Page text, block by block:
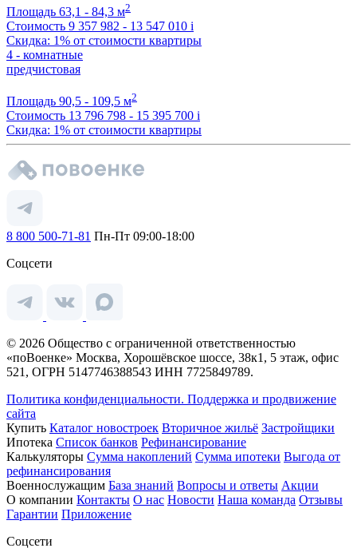
Площадь 63,1 - 84,3 м2
Стоимость 9 357 982 - 13 547 010 i
Скидка: 1% от стоимости квартиры
4 - комнатные
предчистовая
Площадь 90,5 - 109,5 м2
Стоимость 13 796 798 - 15 395 700 i
Скидка: 1% от стоимости квартиры
8 800 500-71-81 Пн-Пт 09:00-18:00
Соцсети
© 2026 Общество с ограниченной ответственностью
«поВоенке» Москва, Хорошёвское шоссе, 38к1, 5 этаж, офис
521, ОГРН 5147746388543 ИНН 7725849789.
Политика конфиденциальности. Поддержка и продвижение
сайта
Купить Каталог новостроек Вторичное жильё Застройщики
Ипотека Список банков Рефинансирование
Калькуляторы Сумма накоплений Сумма ипотеки Выгода от
рефинансирования
Военнослужащим База знаний Вопросы и ответы Акции
О компании Контакты О нас Новости Наша команда Отзывы
Гарантии Приложение
Соцсети